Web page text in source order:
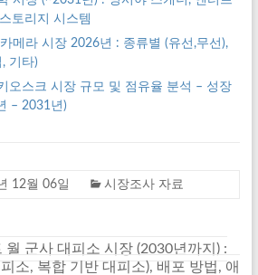
토리지 시스템
메라 시장 2026년 : 종류별 (유선,무선),
기타)
오스크 시장 규모 및 점유율 분석 – 성장
– 2031년)
12월 06일 시장조사 자료
월 군사 대피소 시장 (2030년까지) :
소, 복합 기반 대피소), 배포 방법, 애